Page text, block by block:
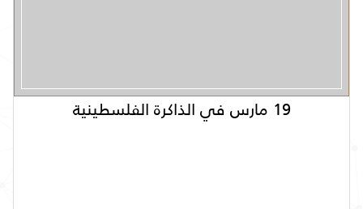
19 مارس في الذاكرة الفلسطينية